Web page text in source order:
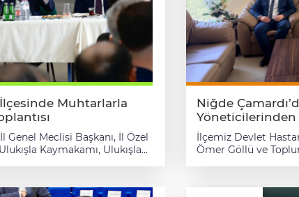
Muhtarlarla
Genel Meclisi Başkanı, İl Özel
Kaymakamı, Ulukışla
köylerin mevcut durumu,
Niğde
Yöneticilerinden
Ziyaret
İlçemiz Devlet
Ömer Göllü ve
iletilirken, sağlık